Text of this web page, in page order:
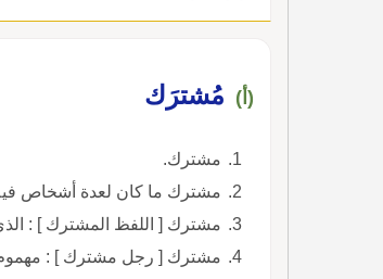
(أ) مُشترَك
مشترك.
مشترك ما كان لعدة أشخاص
مشترك [ اللفظ المشترك ] :
مشترك [ رجل مشترك ] :